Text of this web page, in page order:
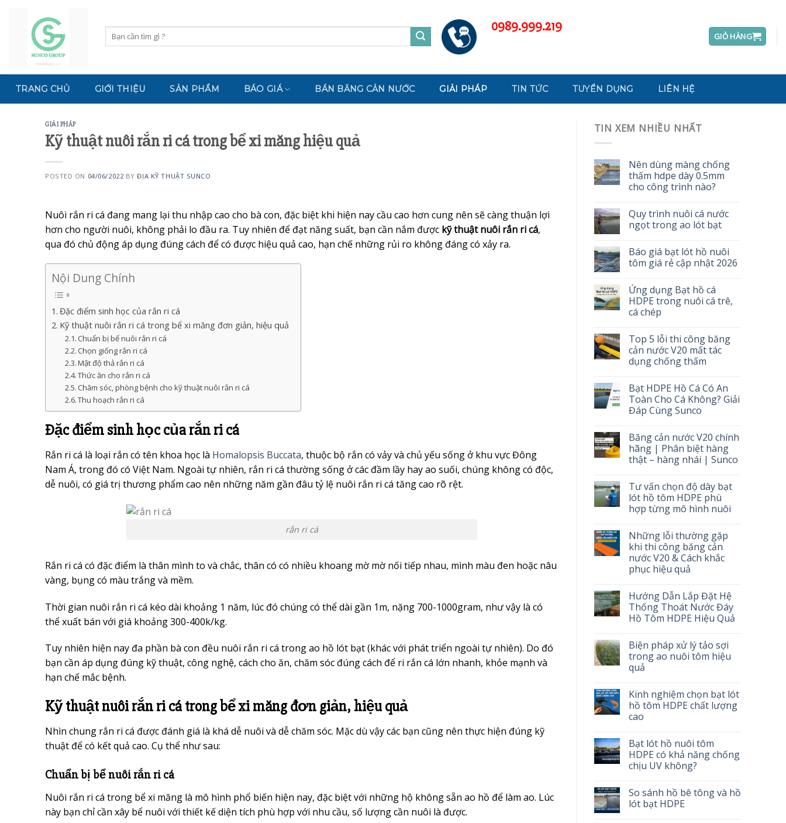
content
Tìm
kiếm:
0989.999.219
GIỎ HÀNG
TRANG CHỦ GIỚI THIỆU SẢN PHẨM BÁO GIÁ BÁN BĂNG CẢN NƯỚC GIẢI PHÁP TIN TỨC TUYỂN DỤNG LIÊN HỆ
GIẢI PHÁP
Kỹ thuật nuôi rắn ri cá trong bể xi măng hiệu quả
POSTED ON 04/06/2022 BYĐỊA KỸ THUẬT SUNCO
Nuôi rắn ri cá đang mang lại thu nhập cao cho bà con, đặc biệt khi hiện nay cầu cao hơn cung nên sẽ càng thuận lợi
hơn cho người nuôi, không phải lo đầu ra. Tuy nhiên để đạt năng suất, bạn cần nắm được kỹ thuật nuôi rắn ri cá,
qua đó chủ động áp dụng đúng cách để có được hiệu quả cao, hạn chế những rủi ro không đáng có xảy ra.
Nội Dung Chính
Đặc điểm sinh học của rắn ri cá
Kỹ thuật nuôi rắn ri cá trong bể xi măng đơn giản, hiệu quả
Chuẩn bị bể nuôi rắn ri cá
Chọn giống rắn ri cá
Mật độ thả rắn ri cá
Thức ăn cho rắn ri cá
Chăm sóc, phòng bệnh cho kỹ thuật nuôi rắn ri cá
Thu hoạch rắn ri cá
Đặc điểm sinh học của rắn ri cá
Rắn ri cá là loại rắn có tên khoa học là Homalopsis Buccata, thuộc bộ rắn có vảy và chủ yếu sống ở khu vực Đông
Nam Á, trong đó có Việt Nam. Ngoài tự nhiên, rắn ri cá thường sống ở các đầm lầy hay ao suối, chúng không có độc,
dễ nuôi, có giá trị thương phẩm cao nên những năm gần đâu tỷ lệ nuôi rắn ri cá tăng cao rõ rệt.
rắn ri cá
Rắn ri cá có đặc điểm là thân mình to và chắc, thân có có nhiều khoang mờ mờ nối tiếp nhau, mình màu đen hoặc nâu
vàng, bụng có màu trắng và mềm.
Thời gian nuôi rắn ri cá kéo dài khoảng 1 năm, lúc đó chúng có thể dài gần 1m, nặng 700-1000gram, như vậy là có
thể xuất bán với giá khoảng 300-400k/kg.
Tuy nhiên hiện nay đa phần bà con đều nuôi rắn ri cá trong ao hồ lót bạt (khác với phát triển ngoài tự nhiên). Do đó
bạn cần áp dụng đúng kỹ thuật, công nghệ, cách cho ăn, chăm sóc đúng cách để ri rắn cá lớn nhanh, khỏe mạnh và
hạn chế mắc bệnh.
Kỹ thuật nuôi rắn ri cá trong bể xi măng đơn giản, hiệu quả
Nhìn chung rắn ri cá được đánh giá là khá dễ nuôi và dễ chăm sóc. Mặc dù vậy các bạn cũng nên thực hiện đúng kỹ
thuật để có kết quả cao. Cụ thể như sau:
Chuẩn bị bể nuôi rắn ri cá
Nuôi rắn ri cá trong bể xi măng là mô hình phổ biến hiện nay, đặc biệt với những hộ không sẵn ao hồ để làm ao. Lúc
này bạn chỉ cần xây bể nuôi với thiết kế diện tích phù hợp với nhu cầu, số lượng cần nuôi là được.
TIN XEM NHIỀU NHẤT
Nên dùng màng chống
thấm hdpe dày 0.5mm
cho công trình nào?
Quy trình nuôi cá nước
ngọt trong ao lót bạt
Báo giá bạt lót hồ nuôi
tôm giá rẻ cập nhật 2026
Ứng dụng Bạt hồ cá
HDPE trong nuôi cá trê,
cá chép
Top 5 lỗi thi công băng
cản nước V20 mất tác
dụng chống thấm
Bạt HDPE Hồ Cá Có An
Toàn Cho Cá Không? Giải
Đáp Cùng Sunco
Băng cản nước V20 chính
hãng | Phân biệt hàng
thật – hàng nhái | Sunco
Tư vấn chọn độ dày bạt
lót hồ tôm HDPE phù
hợp từng mô hình nuôi
Những lỗi thường gặp
khi thi công băng cản
nước V20 & Cách khắc
phục hiệu quả
Hướng Dẫn Lắp Đặt Hệ
Thống Thoát Nước Đáy
Hồ Tôm HDPE Hiệu Quả
Biện pháp xử lý tảo sợi
trong ao nuôi tôm hiệu
quả
Kinh nghiệm chọn bạt lót
hồ tôm HDPE chất lượng
cao
Bạt lót hồ nuôi tôm
HDPE có khả năng chống
chịu UV không?
So sánh hồ bê tông và hồ
lót bạt HDPE